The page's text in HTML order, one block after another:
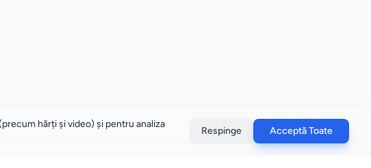
hărți și video) și pentru analiza
Respinge Acceptă Toate